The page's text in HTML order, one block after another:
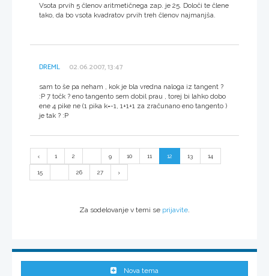
Vsota prvih 5 členov aritmetičnega zap. je 25. Določi te člene
tako, da bo vsota kvadratov prvih treh členov najmanjša.
DREML 02.06.2007, 13:47
sam to še pa neham , kok je bla vredna naloga iz tangent ?
:P 7 točk ? eno tangento sem dobil prau , torej bi lahko dobo
ene 4 pike ne (1 pika k=-1, 1+1+1 za zračunano eno tangento )
je tak ? :P
1 2 9 10 11 12 13 14
15 26 27
Za sodelovanje v temi se prijavite
Nova tema